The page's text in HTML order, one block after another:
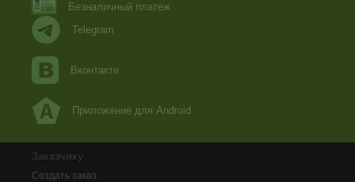
Безналичный платеж
Telegram
Вконтакте
Приложение для Android
Заказчику
Создать заказ